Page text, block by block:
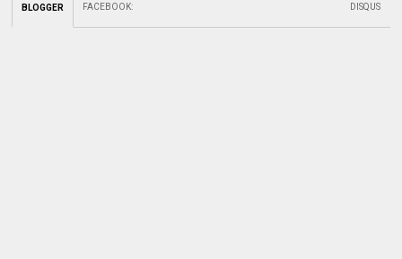
BLOGGER FACEBOOK: DISQUS